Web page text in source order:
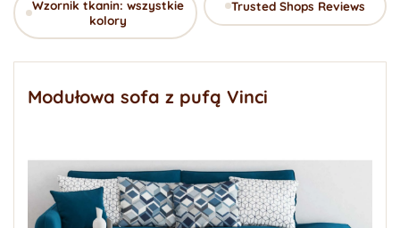
Wzornik tkanin: wszystkie
kolory
Trusted Shops Reviews
Modułowa sofa z pufą Vinci